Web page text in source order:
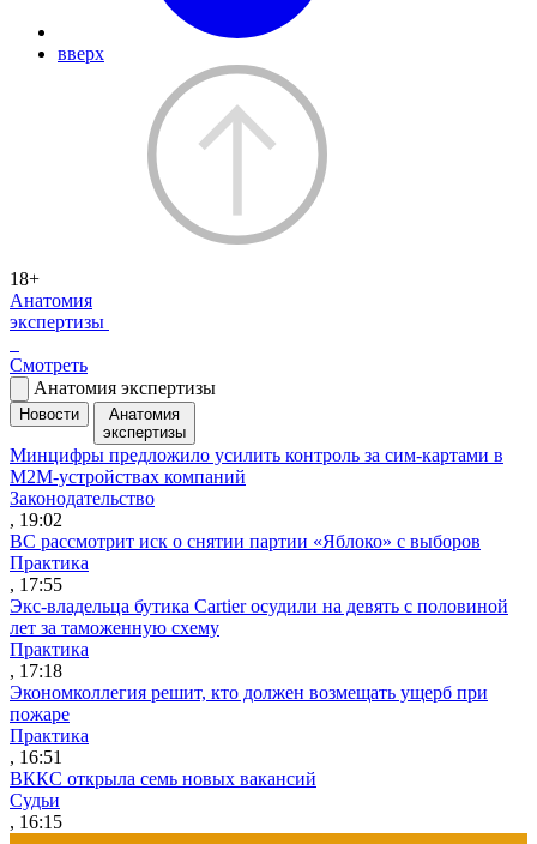
вверх
18+
Анатомия
экспертизы
Смотреть
Анатомия экспертизы
Новости
Анатомия
экспертизы
Минцифры предложило усилить контроль за сим-картами в
M2M-устройствах компаний
Законодательство
, 19:02
ВС рассмотрит иск о снятии партии «Яблоко» с выборов
Практика
, 17:55
Экс-владельца бутика Cartier осудили на девять с половиной
лет за таможенную схему
Практика
, 17:18
Экономколлегия решит, кто должен возмещать ущерб при
пожаре
Практика
, 16:51
ВККС открыла семь новых вакансий
Судьи
, 16:15